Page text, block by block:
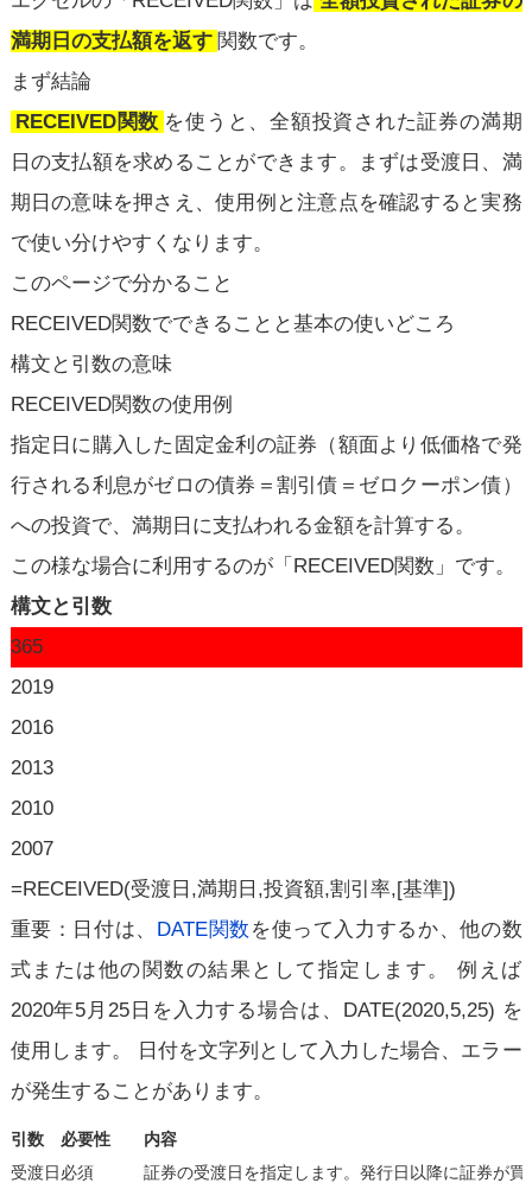
満期日の支払額を返す 関数です。
まず結論
RECEIVED関数 を使うと、全額投資された証券の満期
日の支払額を求めることができます。まずは受渡日、満
期日の意味を押さえ、使用例と注意点を確認すると実務
で使い分けやすくなります。
このページで分かること
RECEIVED関数でできることと基本の使いどころ
構文と引数の意味
RECEIVED関数の使用例
指定日に購入した固定金利の証券（額面より低価格で発
行される利息がゼロの債券＝割引債＝ゼロクーポン債）
への投資で、満期日に支払われる金額を計算する。
この様な場合に利用するのが「RECEIVED関数」です。
構文と引数
365
2019
2016
2013
2010
2007
=RECEIVED(受渡日,満期日,投資額,割引率,[基準])
重要：日付は、
DATE関数 を使って入力するか、他の数
式または他の関数の結果として指定します。 例えば
2020年5月25日を入力する場合は、DATE(2020,5,25) を
使用します。 日付を文字列として入力した場合、エラー
が発生することがあります。
引数 必要性
内容
受渡日必須
証券の受渡日を指定します。発行日以降に証券が